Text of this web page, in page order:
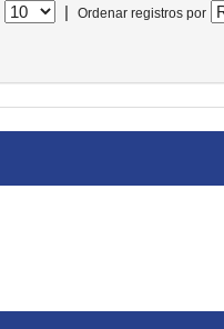
| Ordenar registros por